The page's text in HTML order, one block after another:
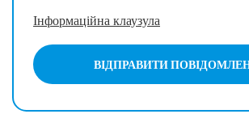
Інформаційна клаузула
ВІДПРАВИТИ